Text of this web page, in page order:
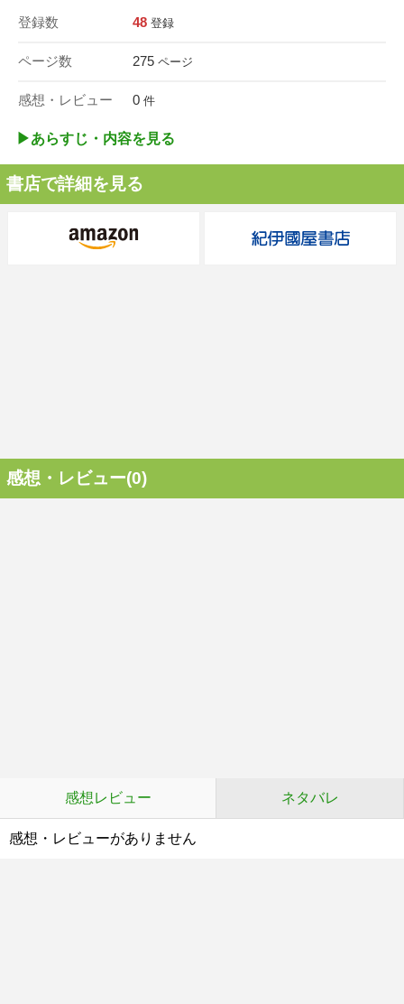
登録数 48 登録
ページ数 275 ページ
感想・レビュー 0 件
▶︎あらすじ・内容を見る
書店で詳細を見る
感想・レビュー(0)
感想レビュー ネタバレ
感想・レビューがありません